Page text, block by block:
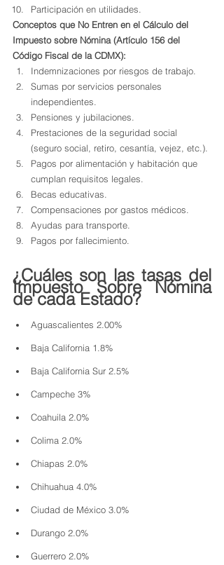
Participación en utilidades.
Conceptos que No Entren en el Cálculo del
Impuesto sobre Nómina (Artículo 156 del
Código Fiscal de la CDMX):
Indemnizaciones por riesgos de trabajo.
Sumas por servicios personales
independientes.
Pensiones y jubilaciones.
Prestaciones de la seguridad social
(seguro social, retiro, cesantía, vejez, etc.).
Pagos por alimentación y habitación que
cumplan requisitos legales.
Becas educativas.
Compensaciones por gastos médicos.
Ayudas para transporte.
Pagos por fallecimiento.
¿Cuáles son las tasas del
Impuesto Sobre Nómina
de cada Estado?
Aguascalientes 2.00%
Baja California 1.8%
Baja California Sur 2.5%
Campeche 3%
Coahuila 2.0%
Colima 2.0%
Chiapas 2.0%
Chihuahua 4.0%
Ciudad de México 3.0%
Durango 2.0%
Guerrero 2.0%